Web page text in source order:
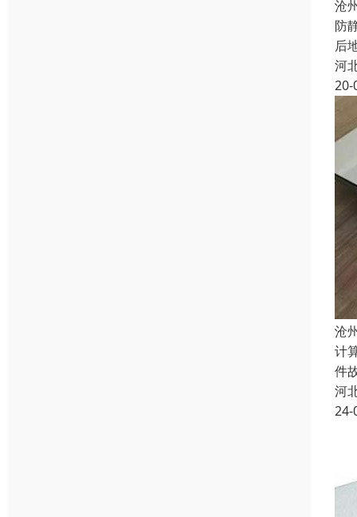
沧
防
后
河
20-
沧
计
件
河
24-